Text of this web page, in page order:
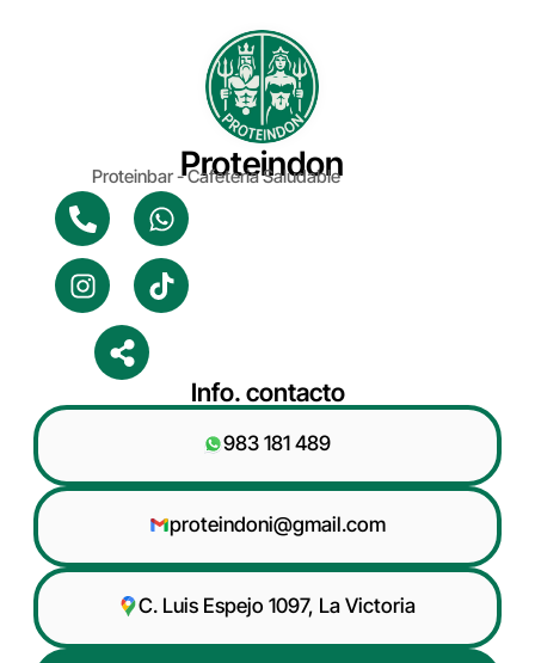
Proteindon
Proteinbar - Cafeteria Saludable
Info. contacto
983 181 489
proteindoni@gmail.com
C. Luis Espejo 1097, La Victoria